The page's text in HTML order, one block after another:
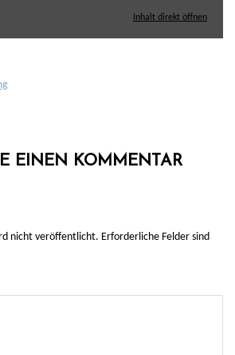
Inhalt direkt öffnen
EINEN KOMMENTAR
nicht veröffentlicht. Erforderliche Felder sind